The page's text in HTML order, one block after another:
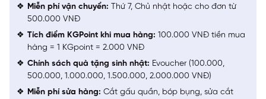
Miễn phí vận chuyển: Thứ 7, Chủ nhật hoặc cho đơn từ
500.000 VNĐ
Tích điểm KGPoint khi mua hàng: 100.000 VNĐ tiền mua
hàng = 1 KGpoint = 2.000 VNĐ
Chính sách quà tặng sinh nhật: Evoucher (100.000,
500.000, 1.000.000, 1.500.000, 2.000.000 VNĐ)
Miễn phí sửa hàng: Cắt gấu quần, bóp bụng, sửa cắt